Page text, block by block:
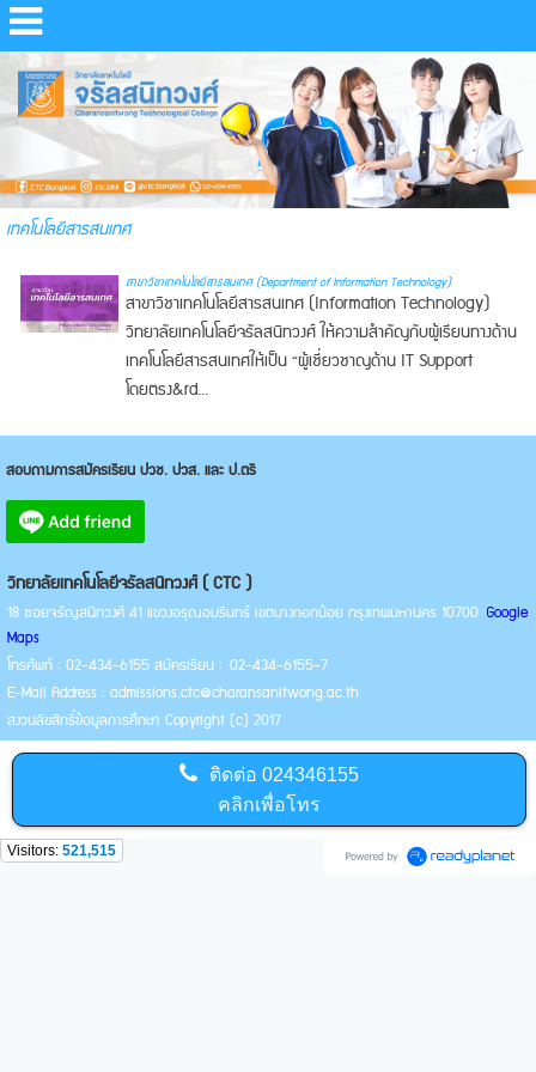
เทคโนโลยีสารสนเทศ
สาขาวิชาเทคโนโลยีสารสนเทศ (Department of Information Technology)
สาขาวิชาเทคโนโลยีสารสนเทศ (Information Technology)
วิทยาลัยเทคโนโลยีจรัลสนิทวงศ์ ให้ความสำคัญกับผู้เรียนทางด้าน
เทคโนโลยีสารสนเทศให้เป็น “ผู้เชี่ยวชาญด้าน IT Support
โดยตรง&rd...
สอบถามการสมัครเรียน ปวช. ปวส. และ ป.ตรี
วิทยาลัยเทคโนโลยีจรัลสนิทวงศ์ ( CTC )
18 ซอยจรัญสนิทวงศ์ 41 แขวงอรุณอมรินทร์ เขตบางกอกน้อย กรุงเทพมหานคร 10700 Google
Maps
โทรศัพท์ : 02-434-6155 สมัครเรียน : 02-434-6155-7
E-Mail Address : admissions.ctc@charansanitwong.ac.th
สงวนลิขสิทธิ์ข้อมูลการศึกษา Copyright (c) 2017
ติดต่อ 024346155
คลิกเพื่อโทร
Visitors: 521,515